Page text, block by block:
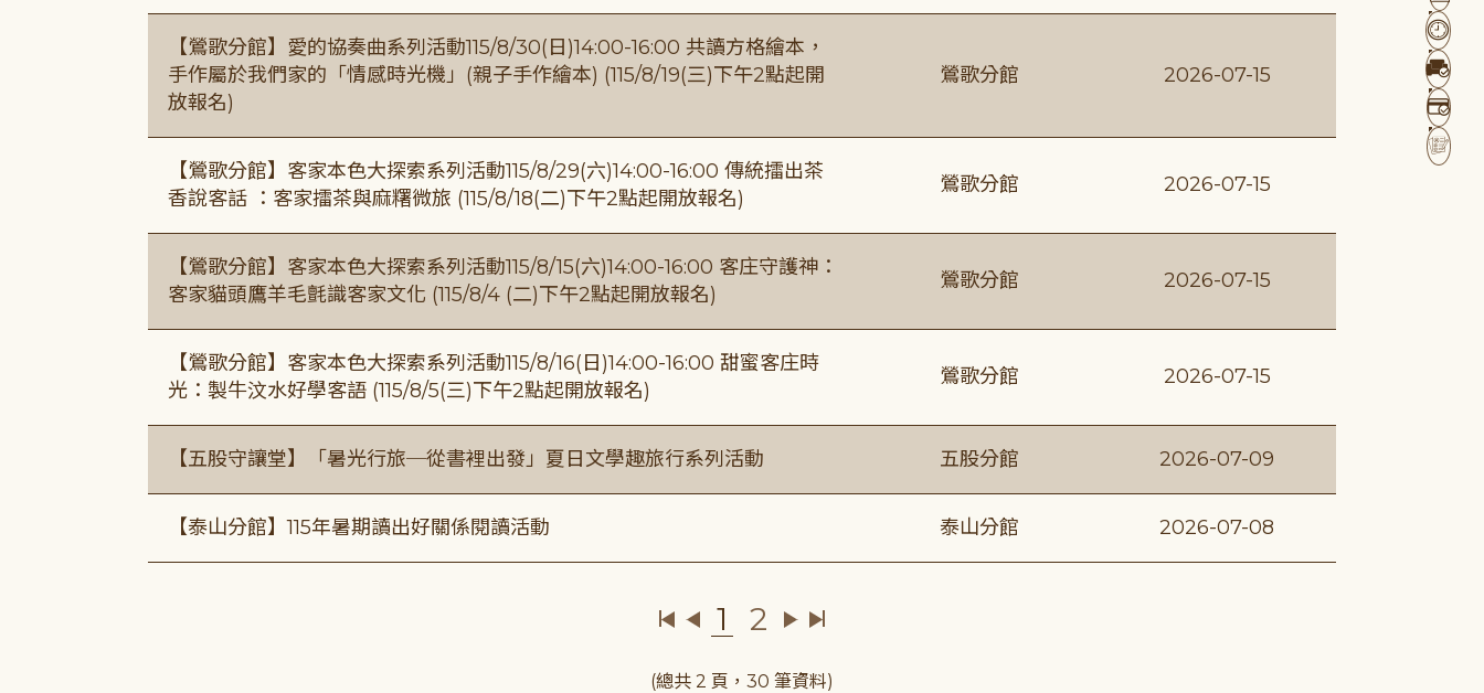
【鶯歌分館】愛的協奏曲系列活動115/8/30(日)14:00-16:00 共讀方格繪本，
手作屬於我們家的「情感時光機」(親子手作繪本) (115/8/19(三)下午2點起開
放報名)
鶯歌分館 2026-07-15
【鶯歌分館】客家本色大探索系列活動115/8/29(六)14:00-16:00 傳統擂出茶
香說客話 ：客家擂茶與麻糬微旅 (115/8/18(二)下午2點起開放報名)
鶯歌分館 2026-07-15
【鶯歌分館】客家本色大探索系列活動115/8/15(六)14:00-16:00 客庄守護神：
客家貓頭鷹羊毛氈識客家文化 (115/8/4 (二)下午2點起開放報名)
鶯歌分館 2026-07-15
【鶯歌分館】客家本色大探索系列活動115/8/16(日)14:00-16:00 甜蜜客庄時
光：製牛汶水好學客語 (115/8/5(三)下午2點起開放報名)
鶯歌分館 2026-07-15
【五股守讓堂】「暑光行旅─從書裡出發」夏日文學趣旅行系列活動 五股分館 2026-07-09
【泰山分館】115年暑期讀出好關係閱讀活動 泰山分館 2026-07-08
1 2
(總共 2 頁，30 筆資料)